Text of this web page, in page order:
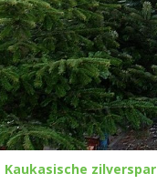
Kaukasische zilverspar